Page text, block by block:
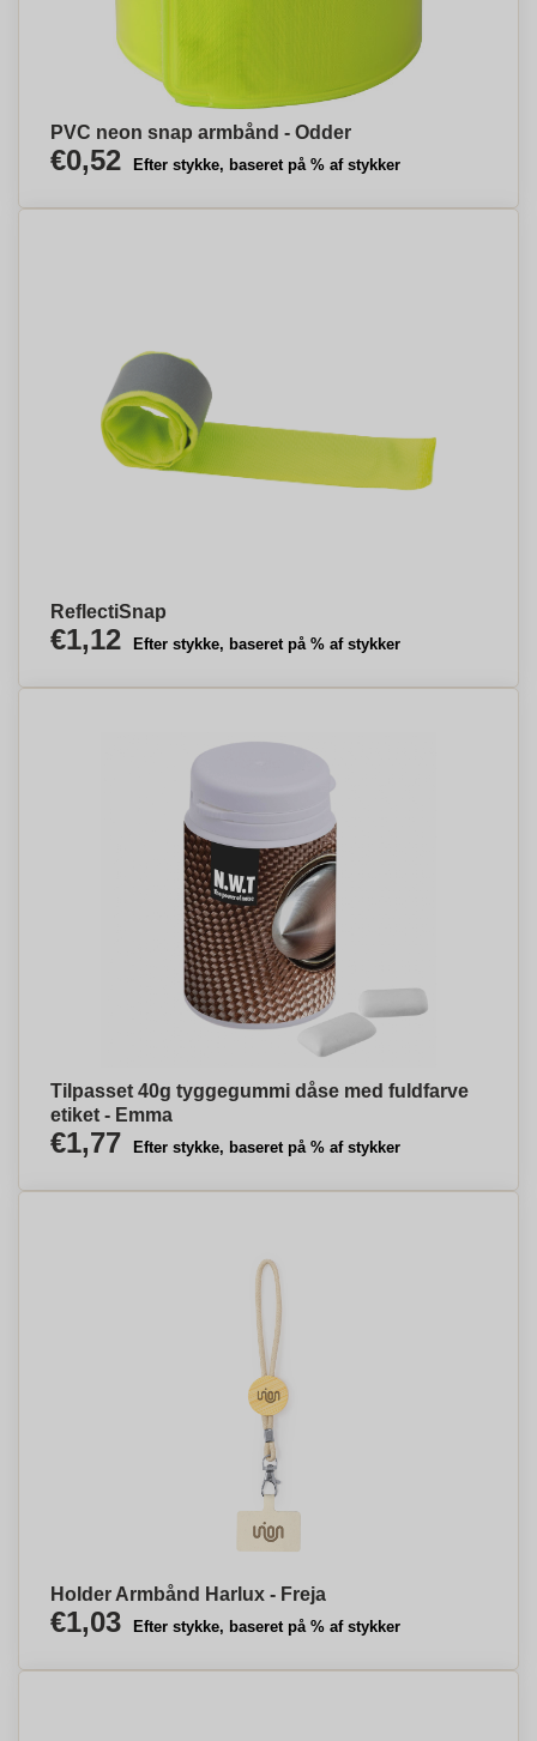
PVC neon snap armbånd - Odder
€0,52 Efter stykke, baseret på % af stykker
ReflectiSnap
€1,12 Efter stykke, baseret på % af stykker
Tilpasset 40g tyggegummi dåse med fuldfarve
etiket - Emma
€1,77 Efter stykke, baseret på % af stykker
Holder Armbånd Harlux - Freja
€1,03 Efter stykke, baseret på % af stykker